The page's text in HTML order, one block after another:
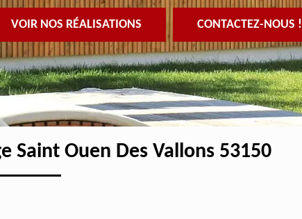
VOIR NOS RÉALISATIONS CONTACTEZ-NOUS !
Saint Ouen Des Vallons 53150